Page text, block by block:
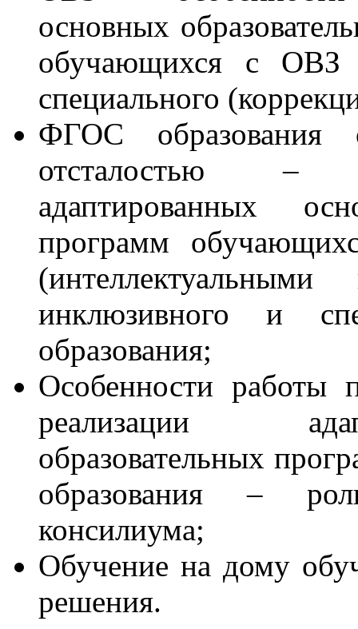
основных
обучающихся с ОВЗ
специального
ФГОС образования
отсталостью –
адаптированных
программ
инклюзивного и
образования;
Особенности работы
реализации
образовательных
образования – роль
консилиума;
Обучение на дому
решения.